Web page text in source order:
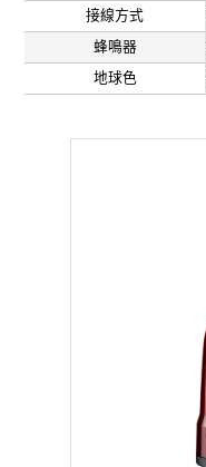
接線方式
蜂鳴器
地球色